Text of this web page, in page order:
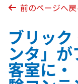
前のページへ戻
ブリッ
ンタ」
客室に